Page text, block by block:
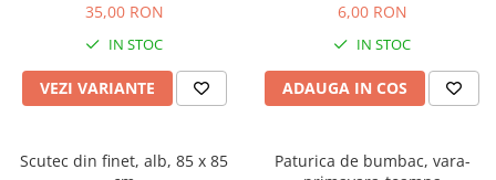
35,00 RON
IN STOC
VEZI VARIANTE
6,00 RON
IN STOC
ADAUGA IN COS
Scutec din finet, alb, 85 x 85
Paturica de bumbac, vara-